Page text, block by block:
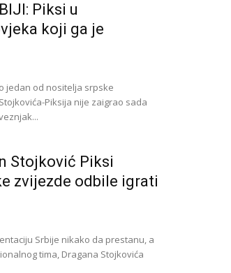
Piksi u
koji ga je
jedan od nositelja srpske
Piksija nije zaigrao sada
Stojković Piksi
zvijezde odbile igrati
Srbije nikako da prestanu, a
tima, Dragana Stojkovića